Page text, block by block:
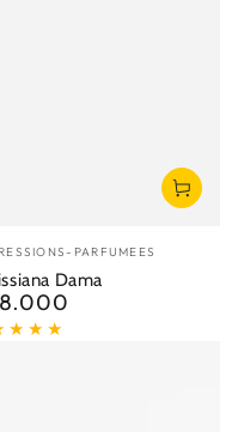
PARFUMEES
Dama